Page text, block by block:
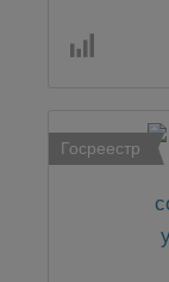
Госреестр